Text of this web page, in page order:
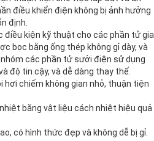
điều khiển điện không bị ảnh hưởng
định.
điều kiện kỹ thuật cho các phần tử gia
bọc bằng ống thép không gỉ dày, và
các phần tử sưởi điện sử dụng
độ tin cậy, và dễ dàng thay thế.
hơi chiếm không gian nhỏ, thuận tiện
bằng vật liệu cách nhiệt hiệu quả
có hình thức đẹp và không dễ bị gỉ.